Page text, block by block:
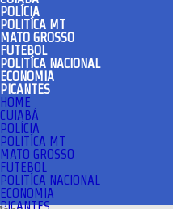
POLÍCIA
POLITÍCA MT
MATO GROSSO
FUTEBOL
POLITÍCA NACIONAL
ECONOMIA
PICANTES
HOME
CUIABÁ
POLÍCIA
POLITÍCA MT
MATO GROSSO
FUTEBOL
POLITÍCA NACIONAL
ECONOMIA
PICANTES